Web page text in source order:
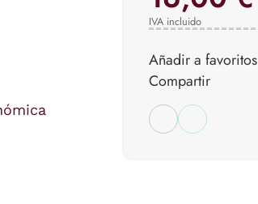
IVA incluido
Añadir a favoritos
Compartir